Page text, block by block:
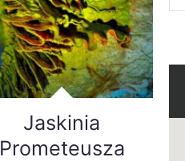
Jaskinia
Prometeusza